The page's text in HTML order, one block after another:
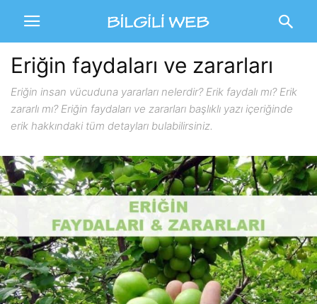
Eriğin faydaları ve zararları
Eriğin insan vücuduna yararları nelerdir? Erik faydalı mı? Erik
zararlı mı? Eriğin faydaları ve zararları başlıklı yazı içeriğinde
erik hakkındaki tüm detayları bulabilirsiniz.